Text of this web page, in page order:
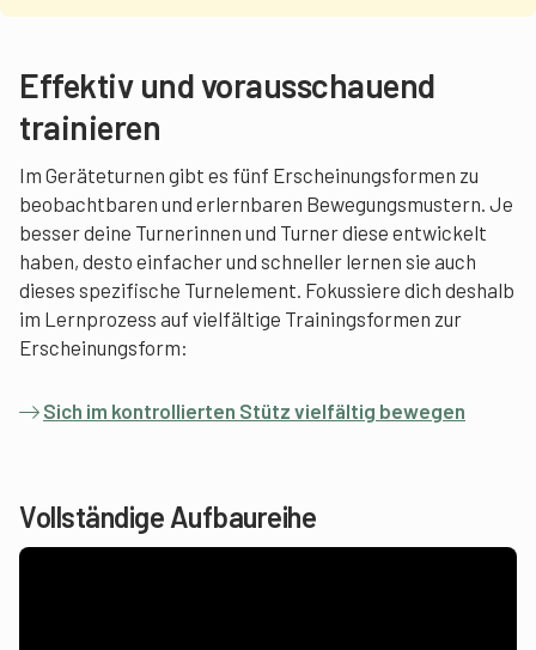
Effektiv und vorausschauend
trainieren
Im Geräteturnen gibt es fünf Erscheinungsformen zu
beobachtbaren und erlernbaren Bewegungsmustern. Je
besser deine Turnerinnen und Turner diese entwickelt
haben, desto einfacher und schneller lernen sie auch
dieses spezifische Turnelement. Fokussiere dich deshalb
im Lernprozess auf vielfältige Trainingsformen zur
Erscheinungsform:
Sich im kontrollierten Stütz vielfältig bewegen
Vollständige Aufbaureihe